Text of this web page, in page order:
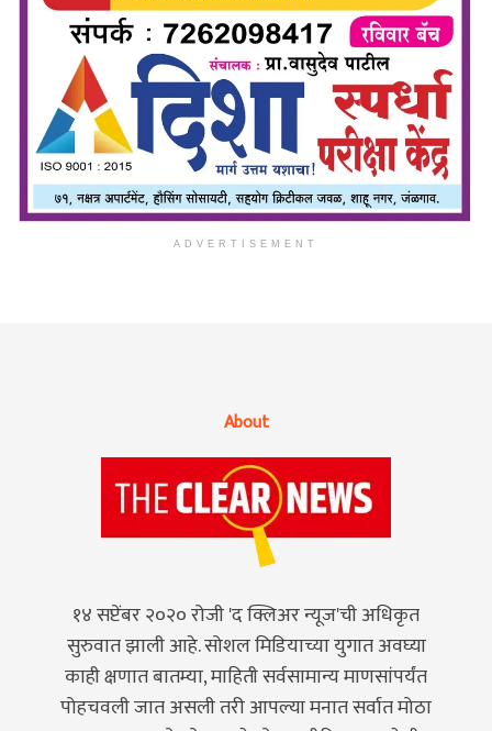
ADVERTISEMENT
About
१४ सप्टेंबर २०२० रोजी 'द क्लिअर न्यूज'ची अधिकृत
सुरुवात झाली आहे. सोशल मिडियाच्या युगात अवघ्या
काही क्षणात बातम्या, माहिती सर्वसामान्य माणसांपर्यंत
पोहचवली जात असली तरी आपल्या मनात सर्वात मोठा